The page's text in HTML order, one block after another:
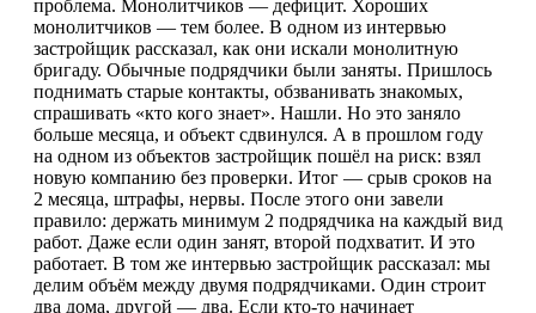
проблема. Монолитчиков — дефицит. Хороших
монолитчиков — тем более. В одном из интервью
застройщик рассказал, как они искали монолитную
бригаду. Обычные подрядчики были заняты. Пришлось
поднимать старые контакты, обзванивать знакомых,
спрашивать «кто кого знает». Нашли. Но это заняло
больше месяца, и объект сдвинулся. А в прошлом году
на одном из объектов застройщик пошёл на риск: взял
новую компанию без проверки. Итог — срыв сроков на
2 месяца, штрафы, нервы. После этого они завели
правило: держать минимум 2 подрядчика на каждый вид
работ. Даже если один занят, второй подхватит. И это
работает. В том же интервью застройщик рассказал: мы
делим объём между двумя подрядчиками. Один строит
два дома, другой — два. Если кто-то начинает